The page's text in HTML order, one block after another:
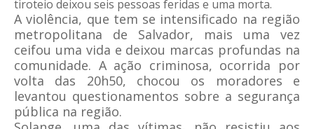
tiroteio deixou seis pessoas feridas e uma morta.
A violência, que tem se intensificado na região
metropolitana de Salvador, mais uma vez
ceifou uma vida e deixou marcas profundas na
comunidade. A ação criminosa, ocorrida por
volta das 20h50, chocou os moradores e
levantou questionamentos sobre a segurança
pública na região.